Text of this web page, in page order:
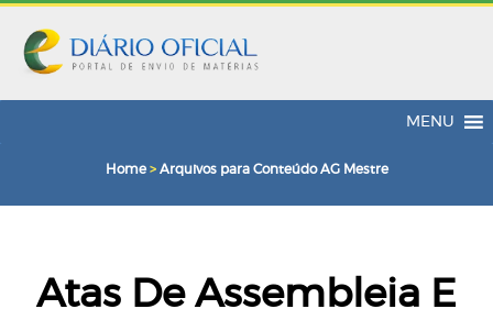
MENU
Home> Arquivos para Conteúdo AG Mestre
Atas De Assembleia E